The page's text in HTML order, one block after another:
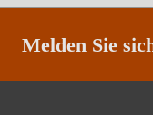
Säuregehalt in g/L
Traubenfarbe
Melden Sie